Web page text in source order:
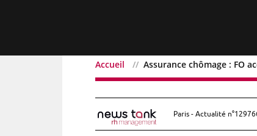
Accueil Assurance chômage : FO
Assurance chômage :
Paris - Actualité